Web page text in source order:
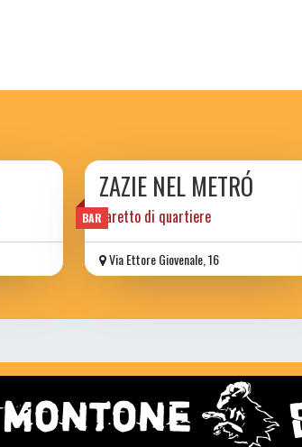
view
BAR
ZAZIE NEL METRÓ
baretto di quartiere
Via Ettore Giovenale, 16